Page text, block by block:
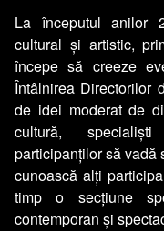
La începutul anilor
cultural și artistic,
începe să creeze
Întâlnirea Directorilor
de idei moderat de
cultură,
participanților să vadă
cunoască alți
timp o secțiune
contemporan și